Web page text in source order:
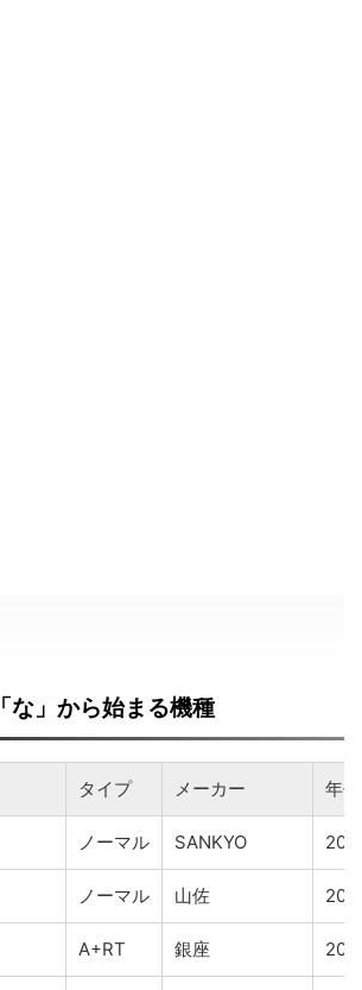
「な」から始まる機種
タイプ メーカー 年代
ノーマル SANKYO
ノーマル 山佐
A+RT 銀座